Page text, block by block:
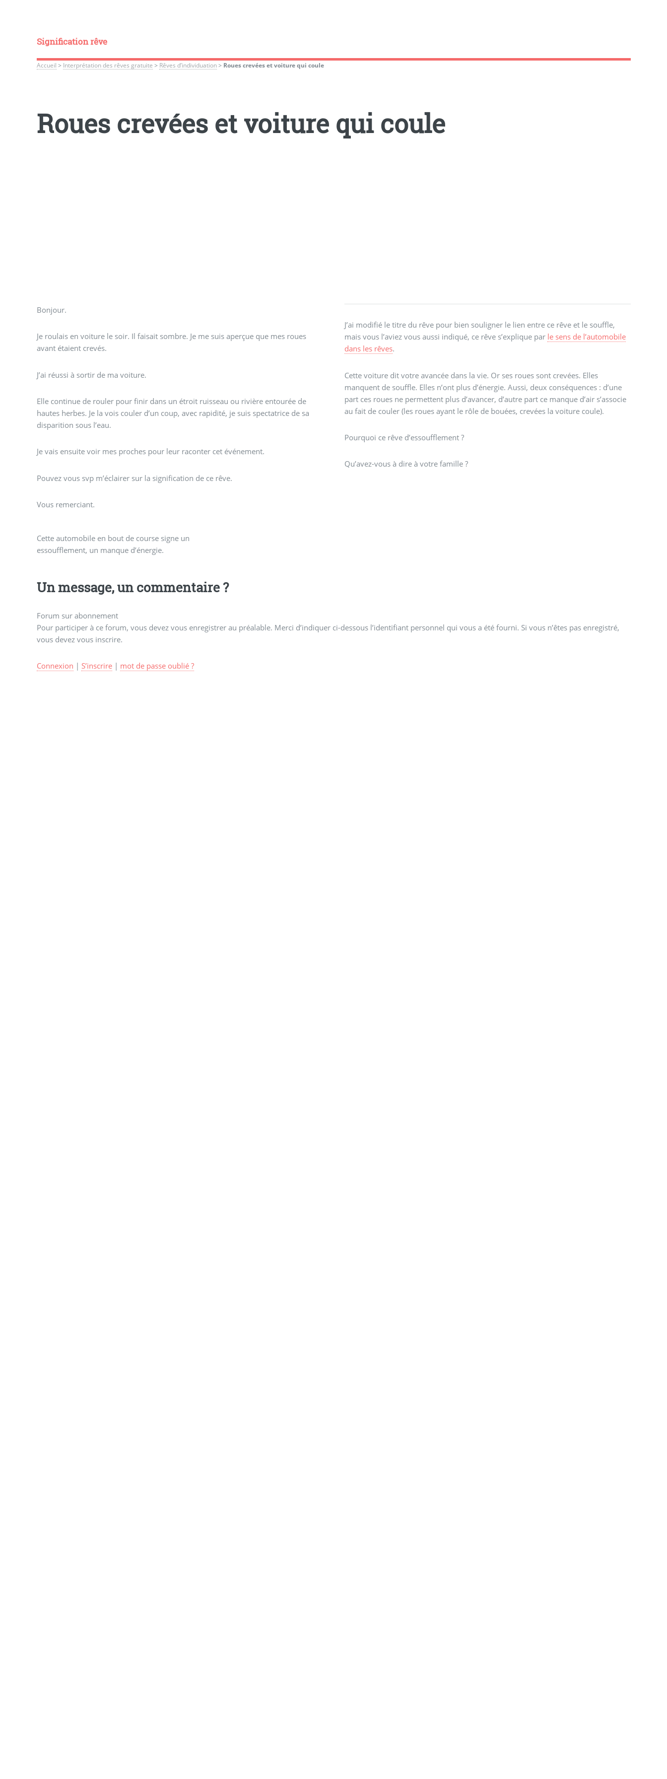
Signification rêve
Accueil > Interprétation des rêves gratuite > Rêves d’individuation> Roues crevées et voiture qui coule
Roues crevées et voiture qui coule
Bonjour.
Je roulais en voiture le soir. Il faisait sombre. Je me suis aperçue que mes roues
avant étaient crevés.
J’ai réussi à sortir de ma voiture.
Elle continue de rouler pour finir dans un étroit ruisseau ou rivière entourée de
hautes herbes. Je la vois couler d’un coup, avec rapidité, je suis spectatrice de sa
disparition sous l’eau.
Je vais ensuite voir mes proches pour leur raconter cet événement.
Pouvez vous svp m’éclairer sur la signification de ce rêve.
Vous remerciant.
J’ai modifié le titre du rêve pour bien souligner le lien entre ce rêve et le souffle,
mais vous l’aviez vous aussi indiqué, ce rêve s’explique par le sens de l’automobile
dans les rêves.
Cette voiture dit votre avancée dans la vie. Or ses roues sont crevées. Elles
manquent de souffle. Elles n’ont plus d’énergie. Aussi, deux conséquences : d’une
part ces roues ne permettent plus d’avancer, d’autre part ce manque d’air s’associe
au fait de couler (les roues ayant le rôle de bouées, crevées la voiture coule).
Pourquoi ce rêve d’essoufflement ?
Qu’avez-vous à dire à votre famille ?
Cette automobile en bout de course signe un
essoufflement, un manque d’énergie.
Un message, un commentaire ?
Forum sur abonnement
Pour participer à ce forum, vous devez vous enregistrer au préalable. Merci d’indiquer ci-dessous l’identifiant personnel qui vous a été fourni. Si vous n’êtes pas enregistré,
vous devez vous inscrire.
Connexion | S’inscrire| mot de passe oublié ?